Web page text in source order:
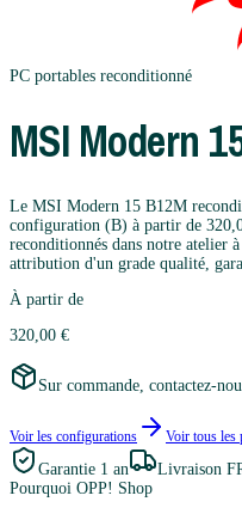
PC portables reconditionné
MSI Modern
Le MSI Modern 15 B12M
configuration (B) à partir de
reconditionnés dans notre atelier
attribution d'un grade qualité,
À partir de
320,00 €
Sur commande, contactez-
Voir les configurations Voir tous les
Garantie 1 an Livraison
Pourquoi OPP! Shop